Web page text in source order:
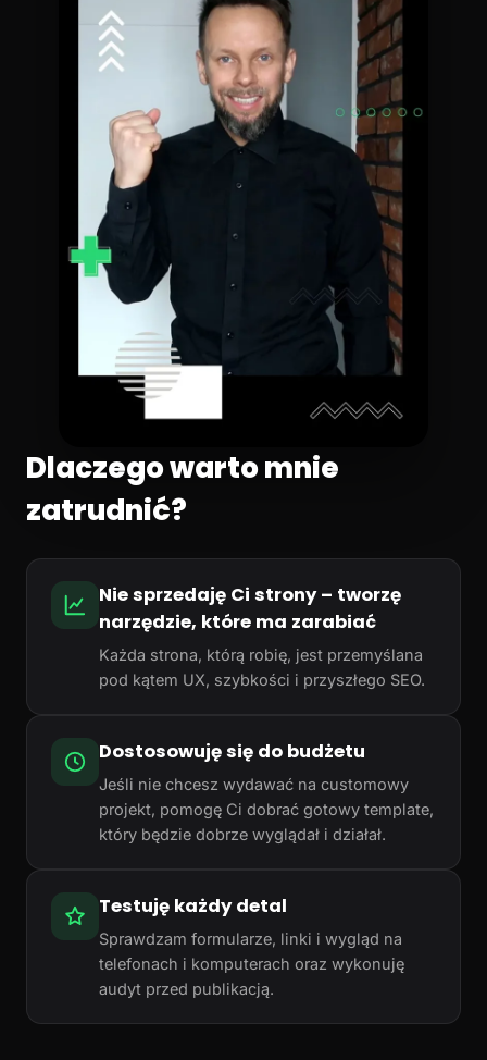
Dlaczego warto mnie
zatrudnić?
Nie sprzedaję Ci strony – tworzę
narzędzie, które ma zarabiać
Każda strona, którą robię, jest przemyślana
pod kątem UX, szybkości i przyszłego SEO.
Dostosowuję się do budżetu
Jeśli nie chcesz wydawać na customowy
projekt, pomogę Ci dobrać gotowy template,
który będzie dobrze wyglądał i działał.
Testuję każdy detal
Sprawdzam formularze, linki i wygląd na
telefonach i komputerach oraz wykonuję
audyt przed publikacją.